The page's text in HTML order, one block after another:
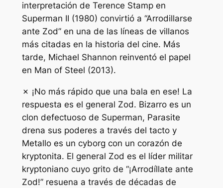
interpretación de Terence Stamp en
Superman II (1980) convirtió a “Arrodillarse
ante Zod” en una de las líneas de villanos
más citadas en la historia del cine. Más
tarde, Michael Shannon reinventó el papel
en Man of Steel (2013).
✗ ¡No más rápido que una bala en ese! La
respuesta es el general Zod. Bizarro es un
clon defectuoso de Superman, Parasite
drena sus poderes a través del tacto y
Metallo es un cyborg con un corazón de
kryptonita. El general Zod es el líder militar
kryptoniano cuyo grito de “¡Arrodíllate ante
Zod!” resuena a través de décadas de